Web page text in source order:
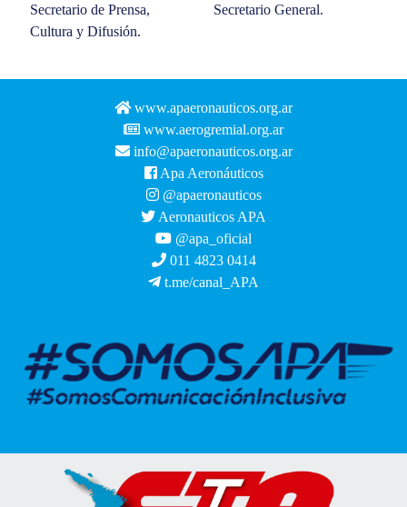
Secretario de Prensa,
Cultura y Difusión.
Secretario General.
www.apaeronauticos.org.ar
www.aerogremial.org.ar
info@apaeronauticos.org.ar
Apa Aeronáuticos
@apaeronauticos
Aeronauticos APA
@apa_oficial
011 4823 0414
t.me/canal_APA